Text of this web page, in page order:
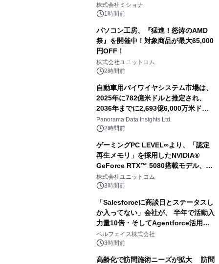
株式会社ミショナ
1時間前
パソコン工房、『猛進！怒涛のAMD
祭』を開催中！対象商品が最大65,000
円OFF！
株式会社ユニットコム
2時間前
自動車用バイワイヤシステム市場は、
2025年に782億米ドルと推定され、
2036年までに2,693億6,000万米ドル
に達すると予測されており、予測期間
（2026年～2036年）
Panorama Data Insights Ltd.
2時間前
ゲーミングPC LEVEL∞より、「認定
再生メモリ」を採用したNVIDIA®
GeForce RTX™ 5080搭載モデル、
NVIDIA® GeForce RTX™ 5070 Ti搭
載モデルを販売開始
株式会社ユニットコム
3時間前
「Salesforceに商談日とステータスし
か入ってない」会社が、 半年で活動入
力量10倍・そしてAgentforce活用へ
── 敷島住宅×bellSalesAI事例公開
ベルフェイス株式会社
3時間前
高齢化で訪問施術ニーズが拡大 訪問